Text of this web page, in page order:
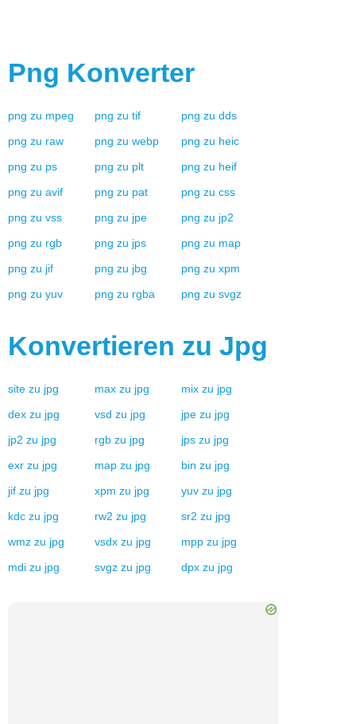
Png Konverter
png zu mpeg png zu tif png zu dds
png zu raw png zu webp png zu heic
png zu ps png zu plt png zu heif
png zu avif png zu pat png zu css
png zu vss png zu jpe png zu jp2
png zu rgb png zu jps png zu map
png zu jif png zu jbg png zu xpm
png zu yuv png zu rgba png zu svgz
Konvertieren zu Jpg
site zu jpg max zu jpg mix zu jpg
dex zu jpg vsd zu jpg jpe zu jpg
jp2 zu jpg rgb zu jpg jps zu jpg
exr zu jpg map zu jpg bin zu jpg
jif zu jpg xpm zu jpg yuv zu jpg
kdc zu jpg rw2 zu jpg sr2 zu jpg
wmz zu jpg vsdx zu jpg mpp zu jpg
mdi zu jpg svgz zu jpg dpx zu jpg